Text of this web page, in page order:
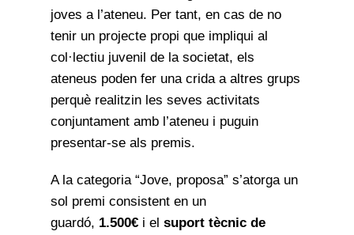
joves a l’ateneu. Per tant, en cas de no
tenir un projecte propi que impliqui al
col·lectiu juvenil de la societat, els
ateneus poden fer una crida a altres grups
perquè realitzin les seves activitats
conjuntament amb l’ateneu i puguin
presentar-se als premis.
A la categoria “Jove, proposa” s’atorga un
sol premi consistent en un
guardó, 1.500€i el suport tècnic de